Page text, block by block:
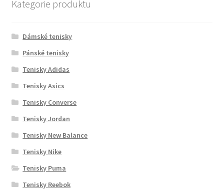
Kategorie produktu
Dámské tenisky
Pánské tenisky
Tenisky Adidas
Tenisky Asics
Tenisky Converse
Tenisky Jordan
Tenisky New Balance
Tenisky Nike
Tenisky Puma
Tenisky Reebok